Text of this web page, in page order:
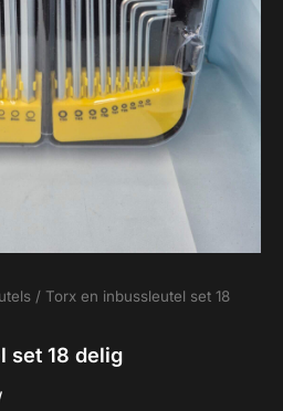
/ Torx en inbussleutel set 18
set 18 delig